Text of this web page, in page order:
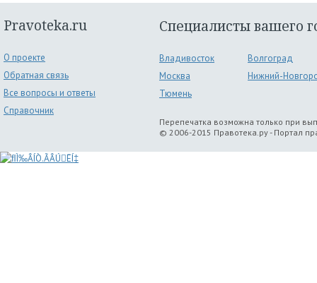
Pravoteka.ru
О проекте
Обратная связь
Все вопросы и ответы
Справочник
Специалисты вашего
Владивосток
Волгоград
Москва
Нижний-
Тюмень
Перепечатка возможна только при
© 2006-2015 Правотека.ру - Портал